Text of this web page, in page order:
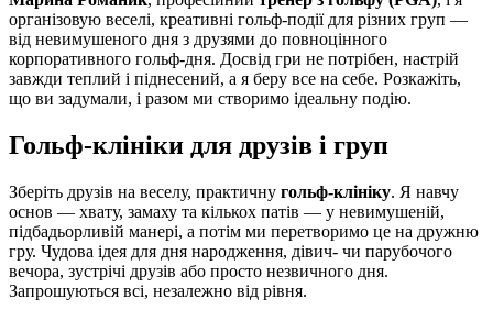
організовую веселі, креативні гольф-події для різних груп —
від невимушеного дня з друзями до повноцінного
корпоративного гольф-дня. Досвід гри не потрібен, настрій
завжди теплий і піднесений, а я беру все на себе. Розкажіть,
що ви задумали, і разом ми створимо ідеальну подію.
Гольф-клініки для друзів і груп
Зберіть друзів на веселу, практичну гольф-клініку. Я навчу
основ — хвату, замаху та кількох патів — у невимушеній,
підбадьорливій манері, а потім ми перетворимо це на дружню
гру. Чудова ідея для дня народження, дівич- чи парубочого
вечора, зустрічі друзів або просто незвичного дня.
Запрошуються всі, незалежно від рівня.